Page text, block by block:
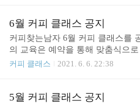
- SCAA 브루잉 콘트롤 챠트의 시
율에 대한 현대적 시도 - Matt
는 시간입니다. 커피를 이론적/체
하시는 분을 위한 자리입니다. 완
있는 수업이 아니라, 현업에 종사
스타에 맞춰져 있다고 보시면 됩
브루잉/추출의 기본 역학(용해, 확
- SCAA 브루잉 콘트롤 챠트의 시
율에 대한 현대적 시도 - Matt
6월 커피 클래스 공지
커피찾는남자 6월 커피 클래스를
의 교육은 예약을 통해 맞춤식으로
하단의 연락처를 통해서 문의해주
은 기초 이론과 함께 다양한 원두
커피 클래스 2021. 6. 6. 22:38
5월 커피 클래스 공지